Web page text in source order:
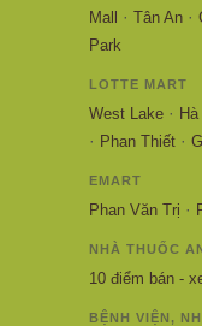
Mall
· Tân An ·
Park
LOTTE MART
West Lake ·
· Phan Thiết ·
EMART
Phan Văn Trị ·
NHÀ THUỐC
10 điểm bán -
BỆNH VIỆN,